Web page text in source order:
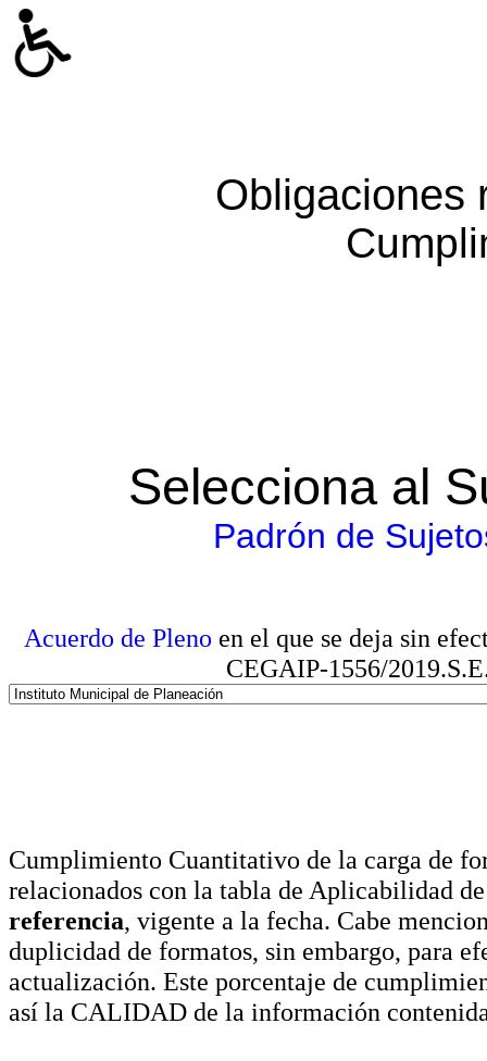
Obligaciones
Selecciona al
Padrón de
Acuerdo de Pleno en el que se deja sin
CEGAIP-1556/
Cumplimiento Cuantitativo de la carga de
relacionados con la tabla de Aplicabilidad
referencia, vigente a la fecha. Cabe
duplicidad de formatos, sin embargo, para
actualización. Este porcentaje de
así la CALIDAD de la información